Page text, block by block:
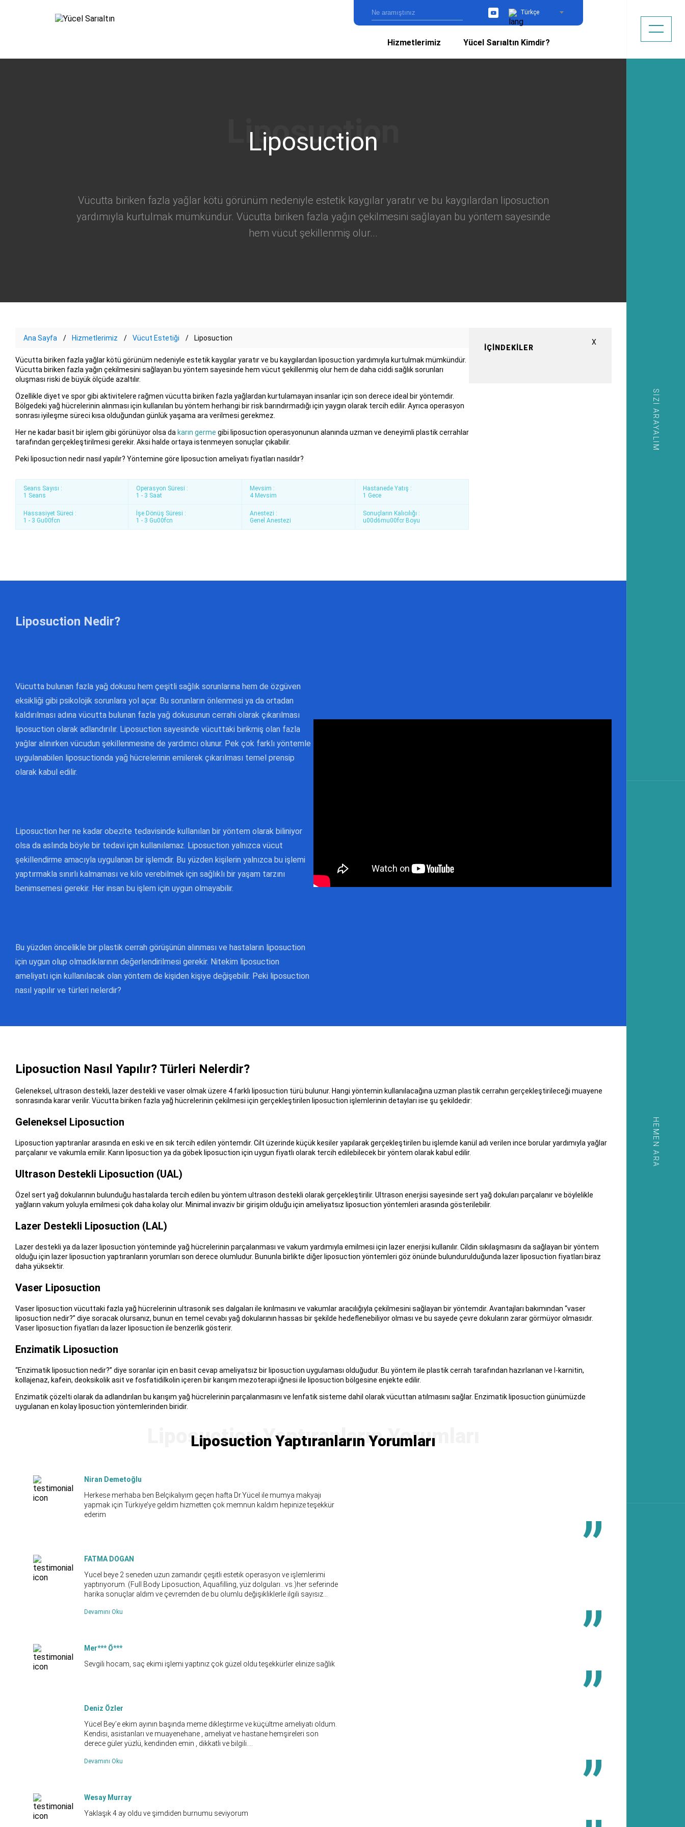
YouTubeTürkçe
Hizmetlerimiz Yücel Sarıaltın Kimdir?
SIZI ARAYALIM
HEMEN ARA
Liposuction
Vücutta biriken fazla yağlar kötü görünüm nedeniyle estetik kaygılar yaratır ve bu kaygılardan liposuction
yardımıyla kurtulmak mümkündür. Vücutta biriken fazla yağın çekilmesini sağlayan bu yöntem sayesinde
hem vücut şekillenmiş olur...
Ana Sayfa Hizmetlerimiz Vücut Estetiği Liposuction
Vücutta biriken fazla yağlar kötü görünüm nedeniyle estetik kaygılar yaratır ve bu kaygılardan liposuction yardımıyla kurtulmak mümkündür.
Vücutta biriken fazla yağın çekilmesini sağlayan bu yöntem sayesinde hem vücut şekillenmiş olur hem de daha ciddi sağlık sorunları
oluşması riski de büyük ölçüde azaltılır.
Özellikle diyet ve spor gibi aktivitelere rağmen vücutta biriken fazla yağlardan kurtulamayan insanlar için son derece ideal bir yöntemdir.
Bölgedeki yağ hücrelerinin alınması için kullanılan bu yöntem herhangi bir risk barındırmadığı için yaygın olarak tercih edilir. Ayrıca operasyon
sonrası iyileşme süreci kısa olduğundan günlük yaşama ara verilmesi gerekmez.
Her ne kadar basit bir işlem gibi görünüyor olsa da karın germe gibi liposuction operasyonunun alanında uzman ve deneyimli plastik cerrahlar
tarafından gerçekleştirilmesi gerekir. Aksi halde ortaya istenmeyen sonuçlar çıkabilir.
Peki liposuction nedir nasıl yapılır? Yöntemine göre liposuction ameliyatı fiyatları nasıldır?
Seans Sayısı :
1 Seans
Operasyon Süresi :
1 - 3 Saat
Mevsim :
4 Mevsim
Hastanede Yatış :
1 Gece
Hassasiyet Süreci :
1 - 3 Gu00fcn
İşe Dönüş Süresi :
1 - 3 Gu00fcn
Anestezi :
Genel Anestezi
Sonuçların Kalıcılığı :
u00d6mu00fcr Boyu
X
İÇINDEKILER
Liposuction Nedir?
Vücutta bulunan fazla yağ dokusu hem çeşitli sağlık sorunlarına hem de özgüven
eksikliği gibi psikolojik sorunlara yol açar. Bu sorunların önlenmesi ya da ortadan
kaldırılması adına vücutta bulunan fazla yağ dokusunun cerrahi olarak çıkarılması
liposuction olarak adlandırılır. Liposuction sayesinde vücuttaki birikmiş olan fazla
yağlar alınırken vücudun şekillenmesine de yardımcı olunur. Pek çok farklı yöntemle
uygulanabilen liposuctionda yağ hücrelerinin emilerek çıkarılması temel prensip
olarak kabul edilir.
Liposuction her ne kadar obezite tedavisinde kullanılan bir yöntem olarak biliniyor
olsa da aslında böyle bir tedavi için kullanılamaz. Liposuction yalnızca vücut
şekillendirme amacıyla uygulanan bir işlemdir. Bu yüzden kişilerin yalnızca bu işlemi
yaptırmakla sınırlı kalmaması ve kilo verebilmek için sağlıklı bir yaşam tarzını
benimsemesi gerekir. Her insan bu işlem için uygun olmayabilir.
Bu yüzden öncelikle bir plastik cerrah görüşünün alınması ve hastaların liposuction
için uygun olup olmadıklarının değerlendirilmesi gerekir. Nitekim liposuction
ameliyatı için kullanılacak olan yöntem de kişiden kişiye değişebilir. Peki liposuction
nasıl yapılır ve türleri nelerdir?
Liposuction Nasıl Yapılır? Türleri Nelerdir?
Geleneksel, ultrason destekli, lazer destekli ve vaser olmak üzere 4 farklı liposuction türü bulunur. Hangi yöntemin kullanılacağına uzman plastik cerrahın gerçekleştirileceği muayene
sonrasında karar verilir. Vücutta biriken fazla yağ hücrelerinin çekilmesi için gerçekleştirilen liposuction işlemlerinin detayları ise şu şekildedir:
Geleneksel Liposuction
Liposuction yaptıranlar arasında en eski ve en sık tercih edilen yöntemdir. Cilt üzerinde küçük kesiler yapılarak gerçekleştirilen bu işlemde kanül adı verilen ince borular yardımıyla yağlar
parçalanır ve vakumla emilir. Karın liposuction ya da göbek liposuction için uygun fiyatlı olarak tercih edilebilecek bir yöntem olarak kabul edilir.
Ultrason Destekli Liposuction (UAL)
Özel sert yağ dokularının bulunduğu hastalarda tercih edilen bu yöntem ultrason destekli olarak gerçekleştirilir. Ultrason enerjisi sayesinde sert yağ dokuları parçalanır ve böylelikle
yağların vakum yoluyla emilmesi çok daha kolay olur. Minimal invaziv bir girişim olduğu için ameliyatsız liposuction yöntemleri arasında gösterilebilir.
Lazer Destekli Liposuction (LAL)
Lazer destekli ya da lazer liposuction yönteminde yağ hücrelerinin parçalanması ve vakum yardımıyla emilmesi için lazer enerjisi kullanılır. Cildin sıkılaşmasını da sağlayan bir yöntem
olduğu için lazer liposuction yaptıranların yorumları son derece olumludur. Bununla birlikte diğer liposuction yöntemleri göz önünde bulundurulduğunda lazer liposuction fiyatları biraz
daha yüksektir.
Vaser Liposuction
Vaser liposuction vücuttaki fazla yağ hücrelerinin ultrasonik ses dalgaları ile kırılmasını ve vakumlar aracılığıyla çekilmesini sağlayan bir yöntemdir. Avantajları bakımından “vaser
liposuction nedir?” diye soracak olursanız, bunun en temel cevabı yağ dokularının hassas bir şekilde hedeflenebiliyor olması ve bu sayede çevre dokuların zarar görmüyor olmasıdır.
Vaser liposuction fiyatları da lazer liposuction ile benzerlik gösterir.
Enzimatik Liposuction
“Enzimatik liposuction nedir?” diye soranlar için en basit cevap ameliyatsız bir liposuction uygulaması olduğudur. Bu yöntem ile plastik cerrah tarafından hazırlanan ve l-karnitin,
kollajenaz, kafein, deoksikolik asit ve fosfatidilkolin içeren bir karışım mezoterapi iğnesi ile liposuction bölgesine enjekte edilir.
Enzimatik çözelti olarak da adlandırılan bu karışım yağ hücrelerinin parçalanmasını ve lenfatik sisteme dahil olarak vücuttan atılmasını sağlar. Enzimatik liposuction günümüzde
uygulanan en kolay liposuction yöntemlerinden biridir.
Liposuction Yaptıranların Yorumları
Niran Demetoğlu
Herkese merhaba ben Belçikalıyım geçen hafta Dr.Yücel ile mumya makyajı
yapmak için Türkiye’ye geldim hizmetten çok memnun kaldım hepinize teşekkür
ederim
FATMA DOGAN
Yucel beye 2 seneden uzun zamandır çeşitli estetik operasyon ve işlemlerimi
yaptırıyorum. (Full Body Liposuction, Aquafilling, yüz dolguları…vs.)her seferinde
harika sonuçlar aldım ve çevremden de bu olumlu değişikliklerle ilgili sayısız...
Devamını Oku
Mer*** Ö***
Sevgili hocam, saç ekimi işlemi yaptınız çok güzel oldu teşekkürler elinize sağlık
Deniz Özler
Yücel Bey’e ekim ayının başında meme dikleştirme ve küçültme ameliyatı oldum.
Kendisi, asistanları ve muayenehane , ameliyat ve hastane hemşireleri son
derece güler yüzlü, kendinden emin , dikkatli ve bilgili....
Devamını Oku
Wesay Murray
Yaklaşık 4 ay oldu ve şimdiden burnumu seviyorum